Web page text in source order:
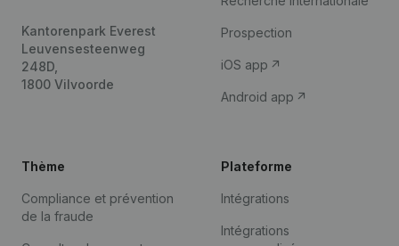
Kantorenpark Everest
Leuvensesteenweg
248D,
1800 Vilvoorde
Prospection
iOS app
Android app
Thème
Compliance et prévention
de la fraude
Plateforme
Intégrations
Intégrations